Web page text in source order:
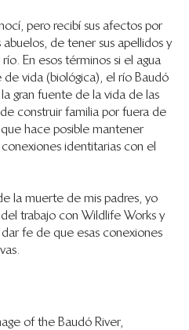
pero recibí sus afectos por
de tener sus apellidos y
En esos términos si el agua
vida (biológica), el río Baudó
gran fuente de la vida de las
construir familia por fuera de
hace posible mantener
identitarias con el
la muerte de mis padres, yo
trabajo con Wildlife Works y
fe de que esas conexiones
of the Baudó River,